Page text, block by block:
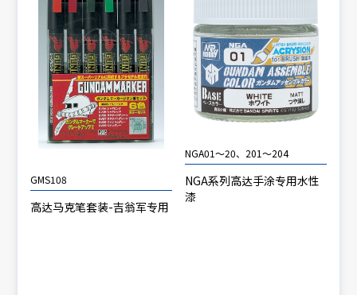
GMS108
高达马克笔套装-吉翁军专用
NGA01～20、201～204
NGA系列高达手涂专用水性
漆